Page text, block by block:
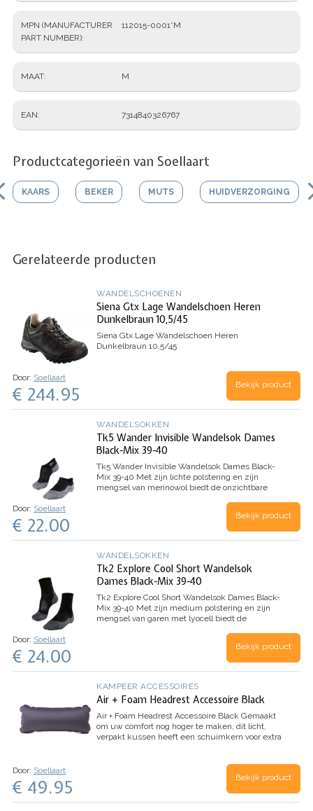
MPN (MANUFACTURER
PART NUMBER)
112015-0001*M
MAAT M
EAN 7314840326767
Productcategorieën van Soellaart
KAARS BEKER MUTS HUIDVERZORGING
Gerelateerde producten
WANDELSCHOENEN
Siena Gtx Lage Wandelschoen Heren
Dunkelbraun 10,5/45
Siena Gtx Lage Wandelschoen Heren
Dunkelbraun 10,5/45
Door: Soellaart
€ 244.95 Bekijk product
WANDELSOKKEN
Tk5 Wander Invisible Wandelsok Dames
Black-Mix 39-40
Tk5 Wander Invisible Wandelsok Dames Black-
Mix 39-40 Met zijn lichte polstering en zijn
mengsel van merinowol biedt de onzichtbare
en een goede warmte-isolatie tijdens citytrips of
Door: Soellaart
€ 22.00 Bekijk product
WANDELSOKKEN
Tk2 Explore Cool Short Wandelsok
Dames Black-Mix 39-40
Tk2 Explore Cool Short Wandelsok Dames Black-
Mix 39-40 Met zijn medium polstering en zijn
mengsel van garen met lyocell biedt de
comfort en comfortabele ventilatie tijdens
Door: Soellaart
€ 24.00 Bekijk product
KAMPEER ACCESSOIRES
Air + Foam Headrest Accessoire Black
Air + Foam Headrest Accessoire Black Gemaakt
om uw comfort nog hoger te maken, dit licht,
verpakt kussen heeft een schuimkern voor extra
Door: Soellaart
€ 49.95 Bekijk product